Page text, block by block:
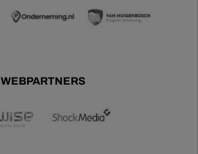
WEBPARTNERS